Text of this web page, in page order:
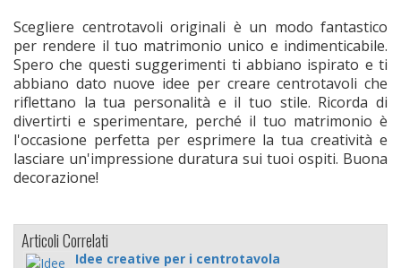
Scegliere centrotavoli originali è un modo fantastico
per rendere il tuo matrimonio unico e indimenticabile.
Spero che questi suggerimenti ti abbiano ispirato e ti
abbiano dato nuove idee per creare centrotavoli che
riflettano la tua personalità e il tuo stile. Ricorda di
divertirti e sperimentare, perché il tuo matrimonio è
l'occasione perfetta per esprimere la tua creatività e
lasciare un'impressione duratura sui tuoi ospiti. Buona
decorazione!
Articoli Correlati
Idee creative per i centrotavola